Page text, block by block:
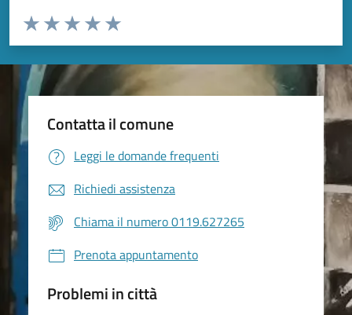
Valuta da 1 a 5 stelle la pagina
Valuta 5 stelle su 5
Valuta 4 stelle su 5
Valuta 3 stelle su 5
Valuta 2 stelle su 5
Valuta 1 stelle su 5
Contatta il comune
Leggi le domande frequenti
Richiedi assistenza
Chiama il numero 0119.627265
Prenota appuntamento
Problemi in città